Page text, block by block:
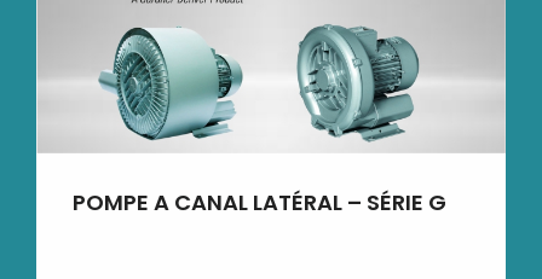
POMPE A CANAL LATÉRAL – SÉRIE G